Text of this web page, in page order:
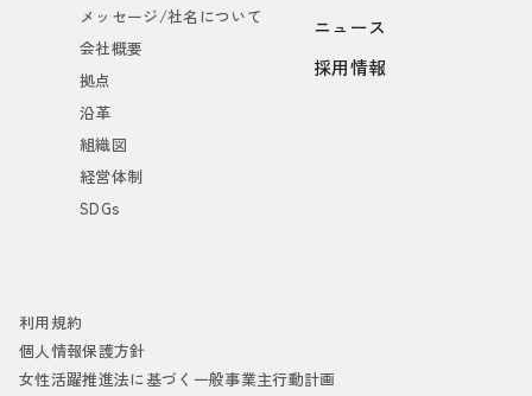
メッセージ/社名について
会社概要
拠点
沿革
組織図
経営体制
SDGs
ニュース
採用情報
利用規約
個人情報保護方針
女性活躍推進法に基づく一般事業主行動計画